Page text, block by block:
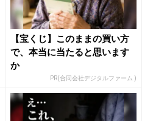
【宝くじ】このままの買い方
で、本当に当たると思います
か
PR(合同会社デジタルファーム )